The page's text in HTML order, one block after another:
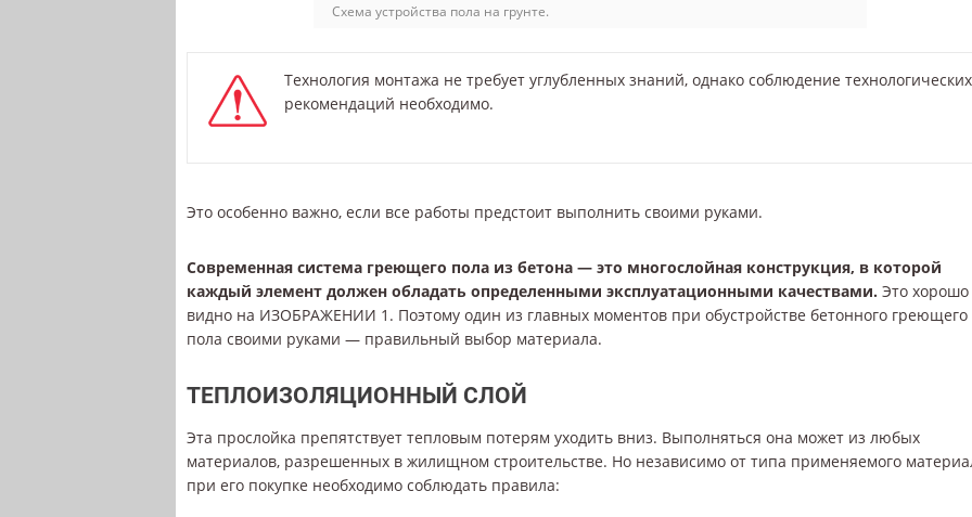
Схема устройства пола на грунте.
Технология монтажа не требует углубленных знаний, однако соблюдение технологических
рекомендаций необходимо.
Это особенно важно, если все работы предстоит выполнить своими руками.
Современная система греющего пола из бетона — это многослойная конструкция, в которой
каждый элемент должен обладать определенными эксплуатационными качествами. Это хорошо
видно на ИЗОБРАЖЕНИИ 1. Поэтому один из главных моментов при обустройстве бетонного греющего
пола своими руками — правильный выбор материала.
ТЕПЛОИЗОЛЯЦИОННЫЙ СЛОЙ
Эта прослойка препятствует тепловым потерям уходить вниз. Выполняться она может из любых
материалов, разрешенных в жилищном строительстве. Но независимо от типа применяемого
при его покупке необходимо соблюдать правила: